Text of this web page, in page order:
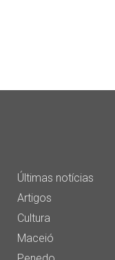
Últimas notícias
Artigos
Cultura
Maceió